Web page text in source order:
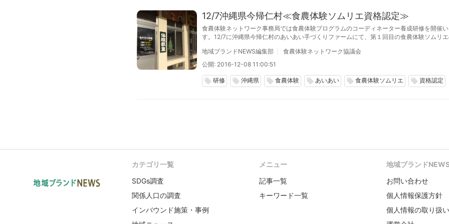
12/7沖縄県今帰仁村≪食農体験ソムリエ資格認定≫
食農体験ネットワーク事務局では食農体験プログラムのコーディネーター養成研修を開催い
す。12/7に沖縄県今帰仁村のあいあい手づくりファームにて、第１回目の食農体験ソムリ
地域ブランドNEWS編集部
食農体験ネットワーク協議会
公開: 2016-12-08 11:00:51
local_offer 研修 local_offer 沖縄県 local_offer 食農体験 local_offer あいあい local_offer 食農体験ソムリエ local_offer 資格認定
カテゴリ一覧
SDGs調査
関係人口の調査
インバウンド施策・事例
メニュー
記事一覧
キーワード一覧
地域ブランド
お問い合わせ
個人情報保護方針
個人情報の取り扱い